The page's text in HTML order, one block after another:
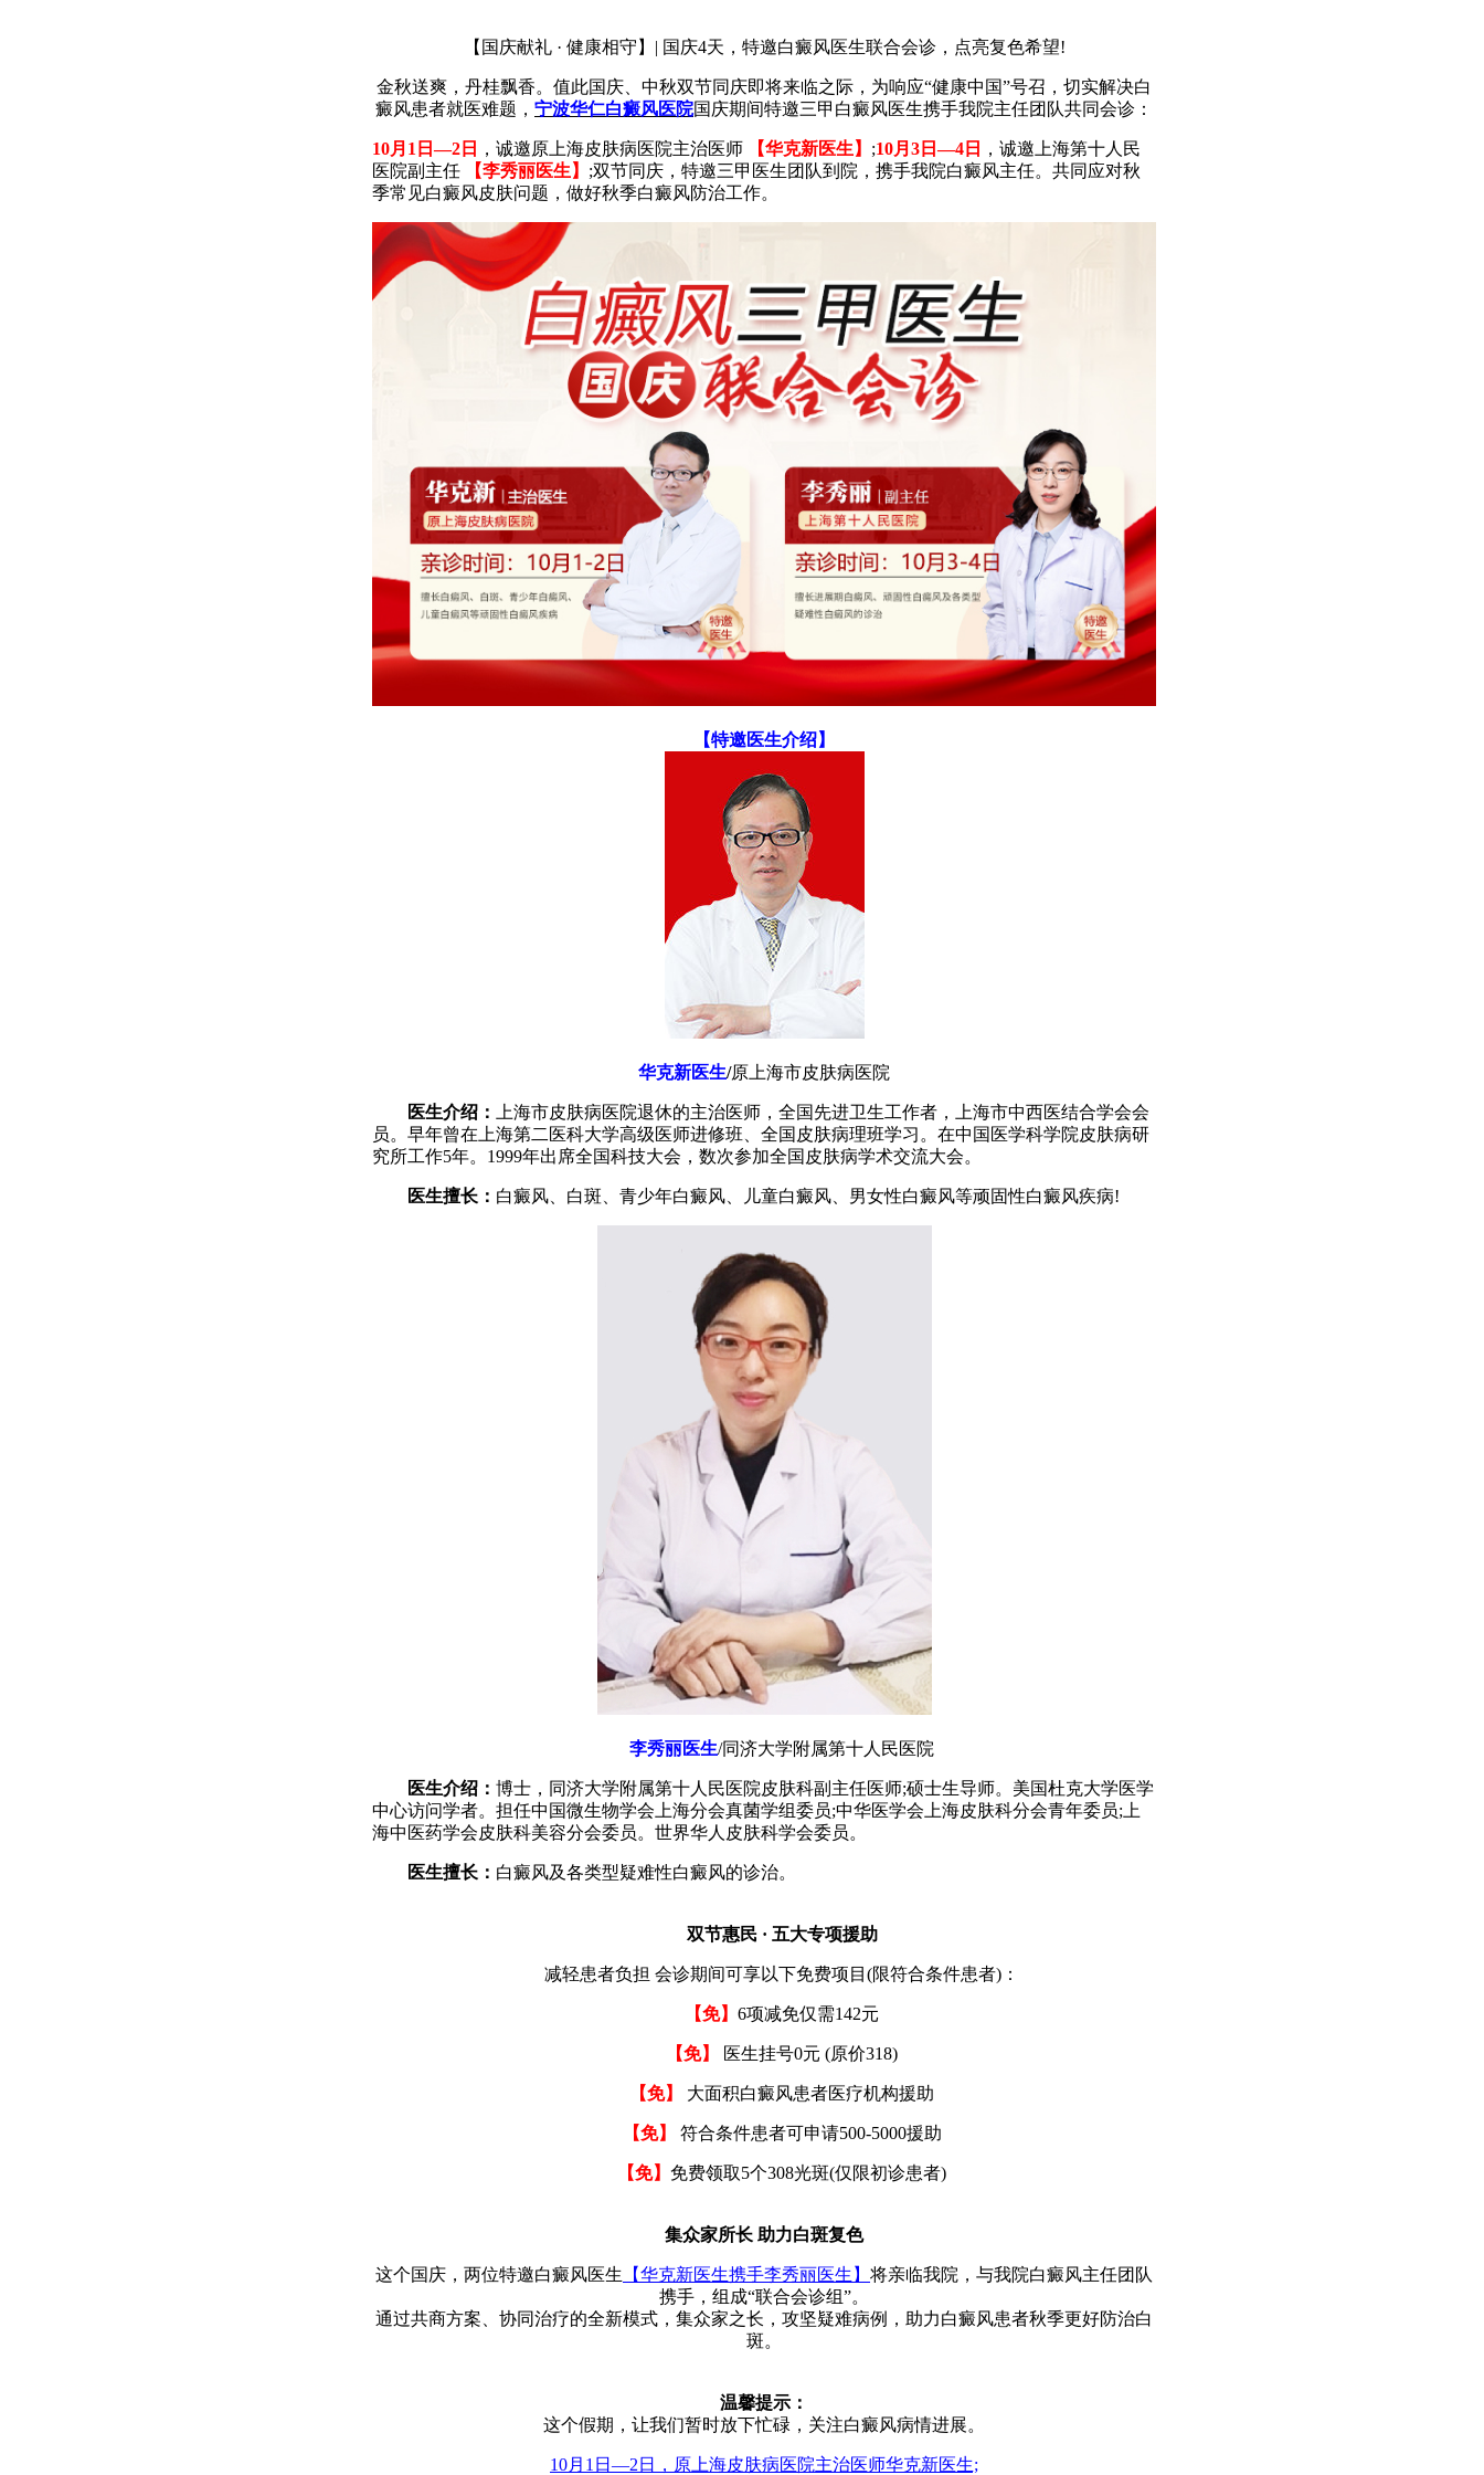
【国庆献礼 · 健康相守】| 国庆4天，特邀白癜风医生联合会诊，点亮复色希望!
金秋送爽，丹桂飘香。值此国庆、中秋双节同庆即将来临之际，为响应“健康中国”号召，切实解决白
癜风患者就医难题， 宁波华仁白癜风医院国庆期间特邀三甲白癜风医生携手我院主任团队共同会诊：
10月1日—2日 ，诚邀原上海皮肤病医院主治医师 【华克新医生】 ;10月3日—4日
，诚邀上海第十人民
医院副主任
【李秀丽医生】 ;双节同庆，特邀三甲医生团队到院，携手我院白癜风主任。共同应对秋
季常见白癜风皮肤问题，做好秋季白癜风防治工作。
【特邀医生介绍】
华克新医生/原上海市皮肤病医院
医生介绍：
上海市皮肤病医院退休的主治医师，全国先进卫生工作者，上海市中西医结合学会会
员。早年曾在上海第二医科大学高级医师进修班、全国皮肤病理班学习。在中国医学科学院皮肤病研
究所工作5年。1999年出席全国科技大会，数次参加全国皮肤病学术交流大会。
医生擅长： 白癜风、白斑、青少年白癜风、儿童白癜风、男女性白癜风等顽固性白癜风疾病!
李秀丽医生/同济大学附属第十人民医院
医生介绍： 博士，同济大学附属第十人民医院皮肤科副主任医师;硕士生导师。美国杜克大学医学
中心访问学者。担任中国微生物学会上海分会真菌学组委员;中华医学会上海皮肤科分会青年委员;上
海中医药学会皮肤科美容分会委员。世界华人皮肤科学会委员。
医生擅长： 白癜风及各类型疑难性白癜风的诊治。
双节惠民 · 五大专项援助
减轻患者负担 会诊期间可享以下免费项目(限符合条件患者)：
【免】 6项减免仅需142元
【免】 医生挂号0元 (原价318)
【免】 大面积白癜风患者医疗机构援助
【免】 符合条件患者可申请500-5000援助
【免】 免费领取5个308光斑(仅限初诊患者)
集众家所长 助力白斑复色
这个国庆，两位特邀白癜风医生 【华克新医生携手李秀丽医生】 将亲临我院，与我院白癜风主任团队
携手，组成“联合会诊组”。
通过共商方案、协同治疗的全新模式，集众家之长，攻坚疑难病例，助力白癜风患者秋季更好防治白
斑。
温馨提示：
这个假期，让我们暂时放下忙碌，关注白癜风病情进展。
10月1日—2日，原上海皮肤病医院主治医师华克新医生;